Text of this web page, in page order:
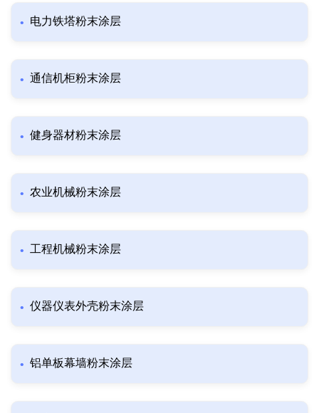
电力铁塔粉末涂层
通信机柜粉末涂层
健身器材粉末涂层
农业机械粉末涂层
工程机械粉末涂层
仪器仪表外壳粉末涂层
铝单板幕墙粉末涂层